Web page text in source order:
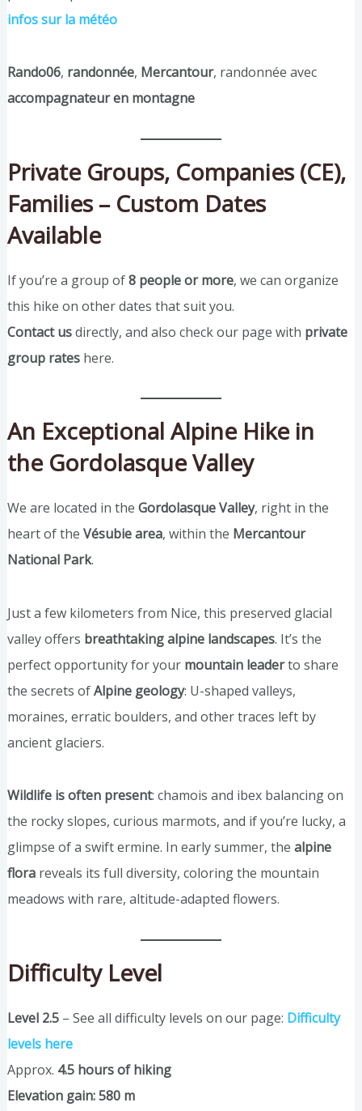
infos sur la météo
Rando06, randonnée, Mercantour, randonnée avec
accompagnateur en montagne
Private Groups, Companies (CE),
Families – Custom Dates
Available
If you’re a group of8 people or more, we can organize
this hike on other dates that suit you.
Contact usdirectly, and also check our page with private
group rateshere.
An Exceptional Alpine Hike in
the Gordolasque Valley
We are located in the Gordolasque Valley, right in the
heart of the Vésubie area, within the Mercantour
National Park.
Just a few kilometers from Nice, this preserved glacial
valley offers breathtaking alpine landscapes. It’s the
perfect opportunity for your mountain leaderto share
the secrets ofAlpine geology: U-shaped valleys,
moraines, erratic boulders, and other traces left by
ancient glaciers.
Wildlife is often present: chamois and ibex balancing on
the rocky slopes, curious marmots, and if you’re lucky, a
glimpse of a swift ermine. In early summer, the alpine
florareveals its full diversity, coloring the mountain
meadows with rare, altitude-adapted flowers.
Difficulty Level
Level 2.5– See all difficulty levels on our page: Difficulty
levels here
Approx. 4.5 hours of hiking
Elevation gain: 580 m